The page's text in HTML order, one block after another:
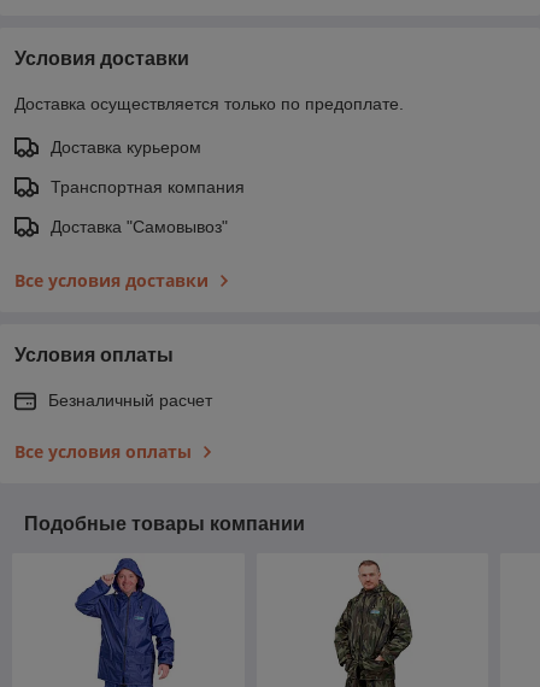
Условия доставки
Доставка осуществляется только по предоплате.
Доставка курьером
Транспортная компания
Доставка "Самовывоз"
Все условия доставки
Условия оплаты
Безналичный расчет
Все условия оплаты
Подобные товары компании